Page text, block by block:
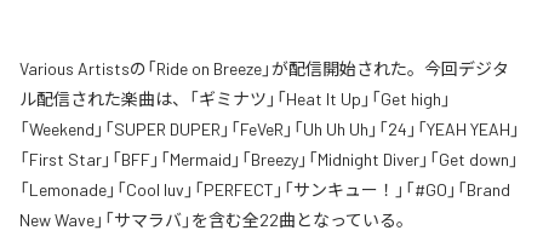
Various Artistsの「Ride on Breeze」が配信開始された。今回デジタ
ル配信された楽曲は、「ギミナツ」「Heat It Up」「Get high」
「Weekend」「SUPER DUPER」「FeVeR」「Uh Uh Uh」「24」「YEAH YEAH」
「First Star」「BFF」「Mermaid」「Breezy」「Midnight Diver」「Get down」
「Lemonade」「Cool luv」「PERFECT」「サンキュー！」「#GO」「Brand
New Wave」「サマラバ」を含む全22曲となっている。